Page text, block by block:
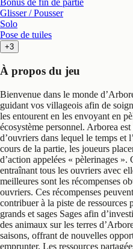
Bonus de fin de partie
Glisser / Pousser
Solo
Pose de tuiles
+3
À propos du jeu
Bienvenue dans le monde
guidant vos villageois afin de
les entourent en les envoyant en
écosystème personnel. Arborea
d’ouvriers dans lequel le temps et
cours de la partie, les joueurs
d’action appelées « pèlerinages ».
entraînant tous les ouvriers avec
meilleures sont les récompenses
ouvriers. Ces récompenses
contribuer à la piste de ressources
grands et sages Sages afin
des animaux sur les terres
saisons, offrant de nouvelles
emprunter. Les ressources